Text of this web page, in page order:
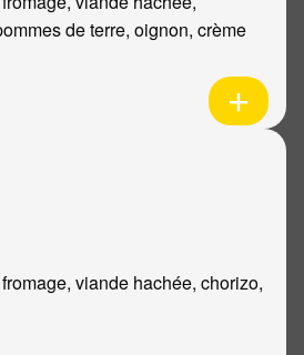
de terre, oignon, crème
viande hachée, chorizo,